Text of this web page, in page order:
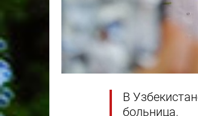
В
больница.